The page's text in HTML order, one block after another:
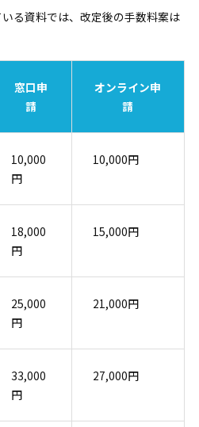
る資料では、改定後の手数料案は
窓口申
請
オンライン申
請
10,000
円
10,000円
18,000
円
15,000円
25,000
円
21,000円
33,000
円
27,000円